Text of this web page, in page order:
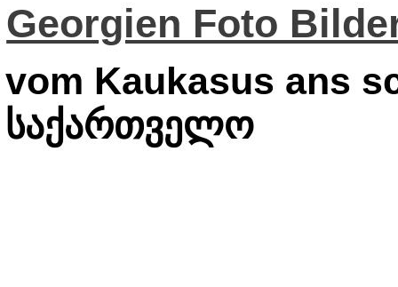
Georgien Foto
vom Kaukasus ans
საქართველო